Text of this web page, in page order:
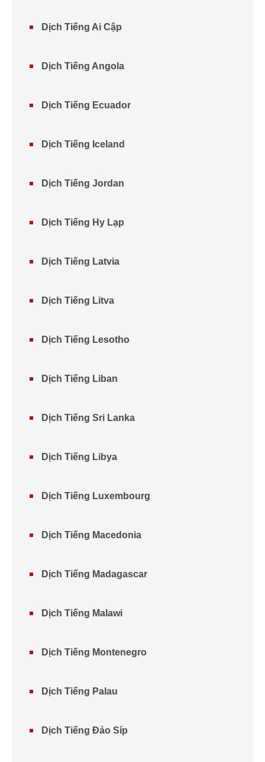
Dịch Tiếng Ai Cập
Dịch Tiếng Angola
Dịch Tiếng Ecuador
Dịch Tiếng Iceland
Dịch Tiếng Jordan
Dịch Tiếng Hy Lạp
Dịch Tiếng Latvia
Dịch Tiếng Litva
Dịch Tiếng Lesotho
Dịch Tiếng Liban
Dịch Tiếng Sri Lanka
Dịch Tiếng Libya
Dịch Tiếng Luxembourg
Dịch Tiếng Macedonia
Dịch Tiếng Madagascar
Dịch Tiếng Malawi
Dịch Tiếng Montenegro
Dịch Tiếng Palau
Dịch Tiếng Đảo Síp